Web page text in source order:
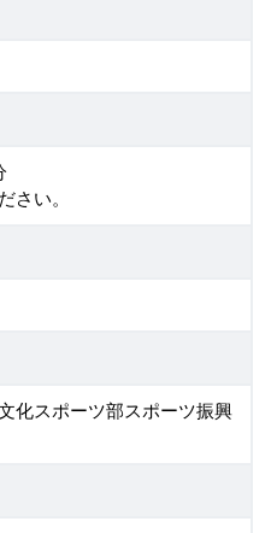
さい。
化スポーツ部スポーツ振興